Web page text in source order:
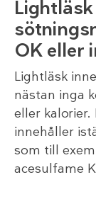
Lightläsk
OK eller
Lightläsk
nästan inga
eller kalorier.
innehåller
som till
acesulfame